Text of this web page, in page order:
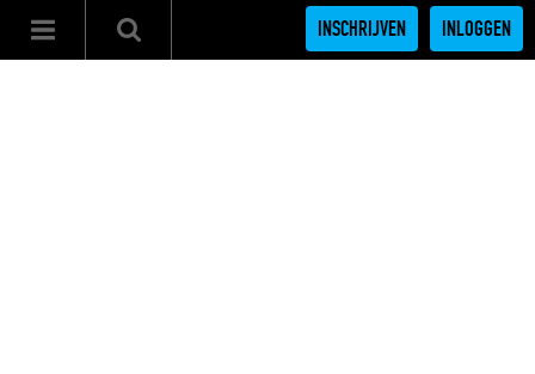
INSCHRIJVEN INLOGGEN